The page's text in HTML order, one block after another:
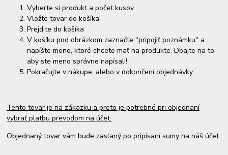
Vyberte si produkt a počet kusov
Vložte tovar do košíka
Prejdite do košíka
V košíku pod obrázkom zaznačte "pripojiť poznámku" a
napíšte meno, ktoré chcete mať na produkte. Dbajte na to,
aby ste meno správne napísali!
Pokračujte v nákupe, alebo v dokončení objednávky.
Tento tovar je na zákazku a preto je potrebné pri objednaní
vybrať platbu prevodom na účet.
Objednaný tovar vám bude zaslaný po pripísaní sumy na náš účet.